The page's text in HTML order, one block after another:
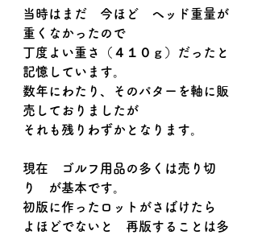
当時はまだ　今ほど　ヘッド重量が
重くなかったので
丁度よい重さ（４１０ｇ）だったと
記憶しています。
数年にわたり、そのパターを軸に販
売しておりましたが
それも残りわずかとなります。
現在　ゴルフ用品の多くは売り切
り　が基本です。
初版に作ったロットがさばけたら
よほどでないと　再版することは多